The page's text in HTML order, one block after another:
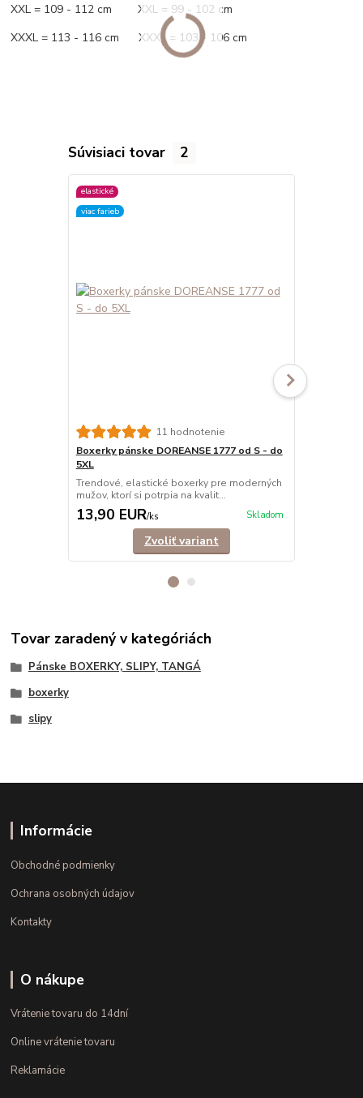
XXL = 109 - 112 cm XXL = 99 - 102 cm
XXXL = 113 - 116 cm XXXL = 103 - 106 cm
Súvisiaci tovar 2
elastické
viac farieb
11 hodnotenie
Boxerky pánske DOREANSE 1777 od S - do
5XL
Trendové, elastické boxerky pre moderných
mužov, ktorí si potrpia na kvalit...
13,90 EUR/ks Skladom
Zvoliť variant
Tovar zaradený v kategóriách
Pánske BOXERKY, SLIPY, TANGÁ
boxerky
slipy
Informácie
Obchodné podmienky
Ochrana osobných údajov
Kontakty
O nákupe
Vrátenie tovaru do 14dní
Online vrátenie tovaru
Reklamácie